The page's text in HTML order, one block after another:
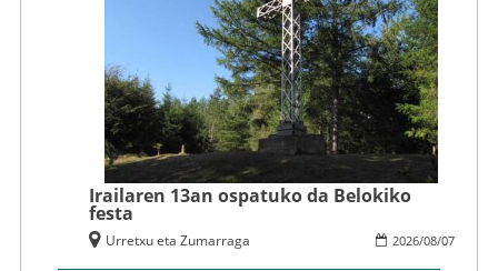
Irailaren 13an ospatuko da Belokiko
festa
2026/08/07
Urretxu eta Zumarraga